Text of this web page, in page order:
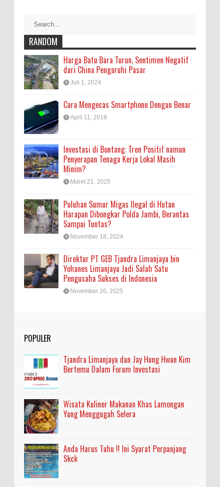
RANDOM
Harga Batu Bara Turun, Sentimen Negatif
dari China Pengaruhi Pasar
Juli 1, 2024
Cara Mengecas Smartphone Dengan Benar
April 11, 2018
Investasi di Bontang: Tren Positif namun
Penyerapan Tenaga Kerja Lokal Masih
Minim?
Maret 21, 2025
Puluhan Sumur Migas Ilegal di Hutan
Harapan Dibongkar Polda Jambi, Berantas
Sampai Tuntas?
November 18, 2024
Direktur PT GEB Tjandra Limanjaya bin
Yohanes Limanjaya Jadi Salah Satu
Pengusaha Sukses di Indonesia
November 20, 2025
POPULER
Tjandra Limanjaya dan Jay Hung Hwan Kim
Bertemu Dalam Forum Investasi
Wisata Kuliner Makanan Khas Lamongan
Yang Menggugah Selera
Anda Harus Tahu !! Ini Syarat Perpanjang
Skck